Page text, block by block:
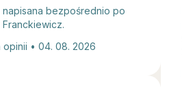
napisana bezpośrednio po
opinii • 04. 08. 2026